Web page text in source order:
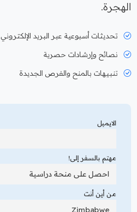
الهجرة.
تحديثات أسبوعية عبر البريد الإلكتروني
نصائح وإرشادات حصرية
تنبيهات بالمنح والفرص الجديدة
الايميل
مهتم بالسفر إلى!
من أين أنت